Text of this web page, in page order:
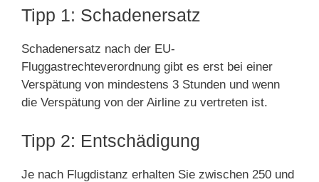
Tipp 1: Schadenersatz
Schadenersatz nach der EU-
Fluggastrechteverordnung gibt es erst bei einer
Verspätung von mindestens 3 Stunden und wenn
die Verspätung von der Airline zu vertreten ist.
Tipp 2: Entschädigung
Je nach Flugdistanz erhalten Sie zwischen 250 und